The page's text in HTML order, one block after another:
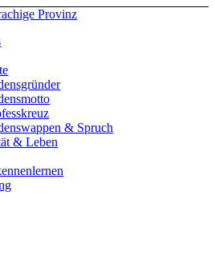
& Spruch
& Leben